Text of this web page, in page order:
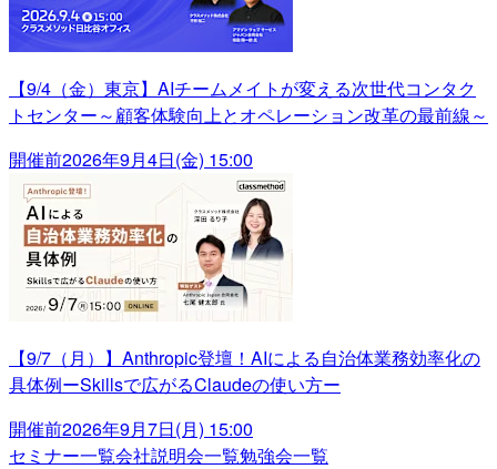
【9/4（金）東京】AIチームメイトが変える次世代コンタク
トセンター～顧客体験向上とオペレーション改革の最前線～
開催前2026年9月4日(金) 15:00
【9/7（月）】Anthropic登壇！AIによる自治体業務効率化の
具体例ーSkillsで広がるClaudeの使い方ー
開催前2026年9月7日(月) 15:00
セミナー一覧会社説明会一覧勉強会一覧